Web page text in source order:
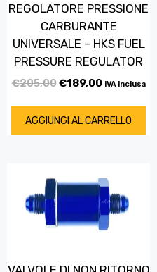
REGOLATORE PRESSIONE
CARBURANTE
UNIVERSALE – HKS FUEL
PRESSURE REGULATOR
€205,00€189,00 IVA inclusa
AGGIUNGI AL CARRELLO